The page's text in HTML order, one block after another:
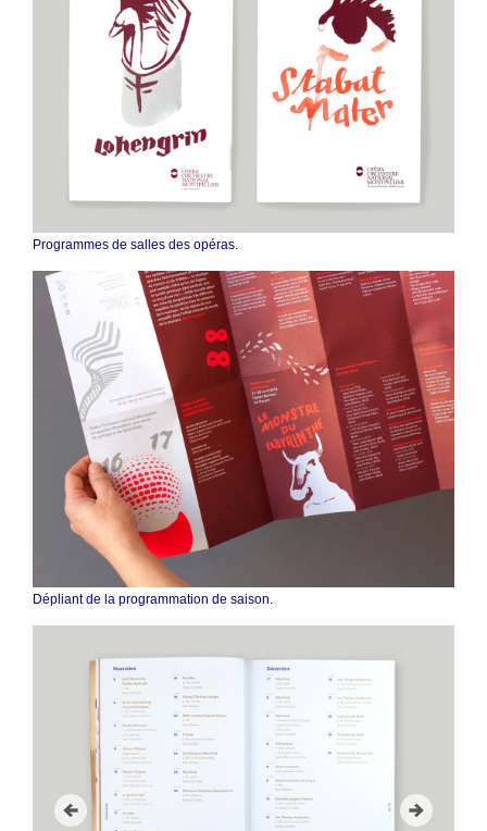
Programmes de salles des opéras.
Dépliant de la programmation de saison.